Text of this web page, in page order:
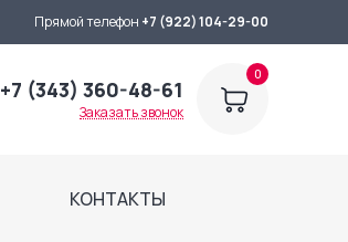
Прямой телефон +7 (922) 104-29-00
+7 (343) 360-48-61
Заказать звонок
0
КОНТАКТЫ